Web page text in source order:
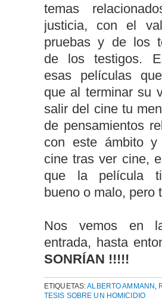
temas
justicia, con el
pruebas y de los
de los testigos.
esas películas
que al terminar su
salir del cine tu
de pensamientos
con este ámbito
cine tras ver cine,
que la película
bueno o malo, pero
Nos vemos en
entrada, hasta
SONRÍAN !!!!!
ETIQUETAS:ALBERTO AMMANN ,
TESIS SOBRE UN HOMICIDIO